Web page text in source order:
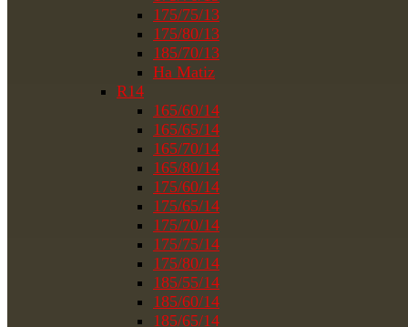
175/75/13
175/80/13
185/70/13
На Matiz
R14
165/60/14
165/65/14
165/70/14
165/80/14
175/60/14
175/65/14
175/70/14
175/75/14
175/80/14
185/55/14
185/60/14
185/65/14